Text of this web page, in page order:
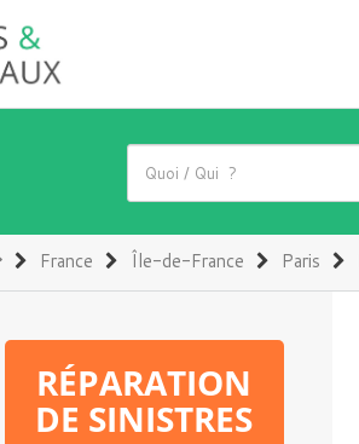
(current)
France Île-de-France Paris
RÉPARATION
DE SINISTRES